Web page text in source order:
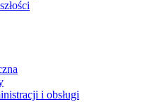
i obsługi